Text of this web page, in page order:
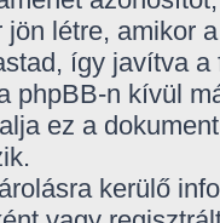
létre, amikor
így javítva a
phpBB-n kívül
ez a
kerülő